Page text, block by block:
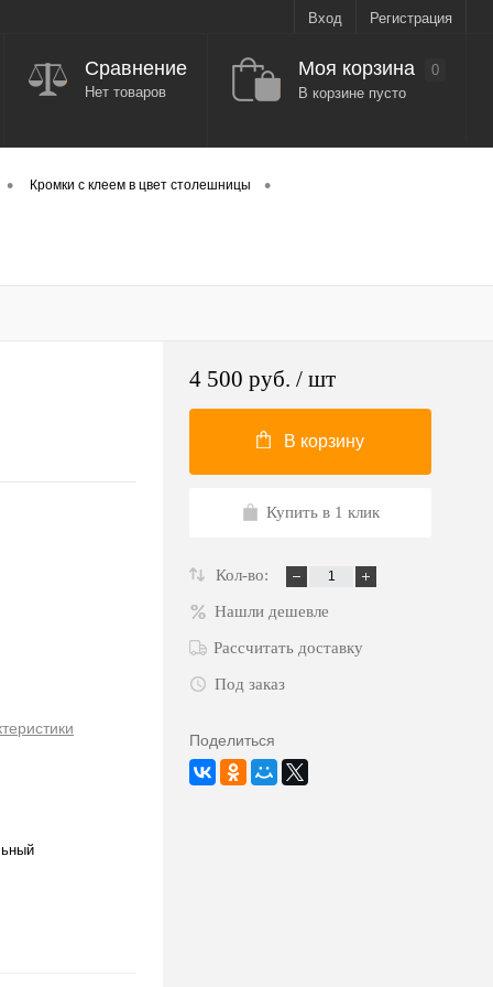
Вход Регистрация
Сравнение
Нет товаров
Моя корзина
0
В корзине пусто
• Кромки с клеем в цвет столешницы •
4 500 руб. / шт
В корзину
Купить в 1 клик
Кол-во:
Нашли дешевле
Рассчитать доставку
Под заказ
Поделиться